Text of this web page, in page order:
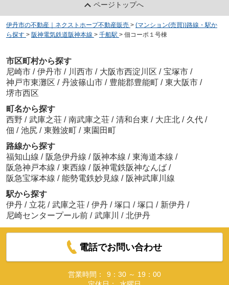
ページトップへ
伊丹市の不動産｜ネクストホープ不動産販売 > (マンション(売買))路線・駅か
ら探す > 阪神電気鉄道阪神本線 > 千船駅 > 佃コーポ１号棟
市区町村から探す
尼崎市 / 伊丹市 / 川西市 / 大阪市西淀川区 / 宝塚市 /
神戸市東灘区 / 丹波篠山市 / 豊能郡豊能町 / 東大阪市 /
堺市西区
町名から探す
西野 / 武庫之荘 / 南武庫之荘 / 清和台東 / 大庄北 / 久代 /
佃 / 池尻 / 東難波町 / 東園田町
路線から探す
福知山線 / 阪急伊丹線 / 阪神本線 / 東海道本線 /
阪急神戸本線 / 東西線 / 阪神電鉄阪神なんば /
阪急宝塚本線 / 能勢電鉄妙見線 / 阪神武庫川線
駅から探す
伊丹 / 立花 / 武庫之荘 / 伊丹 / 塚口 / 塚口 / 新伊丹 /
尼崎センタープール前 / 武庫川 / 北伊丹
電話でお問い合わせ
営業時間：
9：30 ～ 19：00